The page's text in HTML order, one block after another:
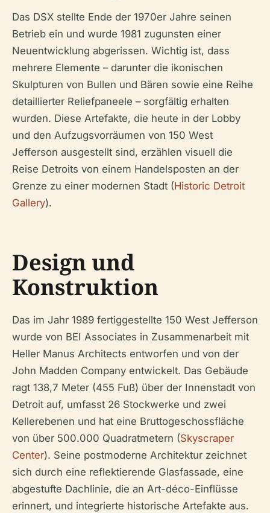
Das DSX stellte Ende der 1970er Jahre seinen
Betrieb ein und wurde 1981 zugunsten einer
Neuentwicklung abgerissen. Wichtig ist, dass
mehrere Elemente – darunter die ikonischen
Skulpturen von Bullen und Bären sowie eine Reihe
detaillierter Reliefpaneele – sorgfältig erhalten
wurden. Diese Artefakte, die heute in der Lobby
und den Aufzugsvorräumen von 150 West
Jefferson ausgestellt sind, erzählen visuell die
Reise Detroits von einem Handelsposten an der
Grenze zu einer modernen Stadt (Historic Detroit
Gallery).
Design und
Konstruktion
Das im Jahr 1989 fertiggestellte 150 West Jefferson
wurde von BEI Associates in Zusammenarbeit mit
Heller Manus Architects entworfen und von der
John Madden Company entwickelt. Das Gebäude
ragt 138,7 Meter (455 Fuß) über der Innenstadt von
Detroit auf, umfasst 26 Stockwerke und zwei
Kellerebenen und hat eine Bruttogeschossfläche
von über 500.000 Quadratmetern (Skyscraper
Center). Seine postmoderne Architektur zeichnet
sich durch eine reflektierende Glasfassade, eine
abgestufte Dachlinie, die an Art-déco-Einflüsse
erinnert, und integrierte historische Artefakte aus.